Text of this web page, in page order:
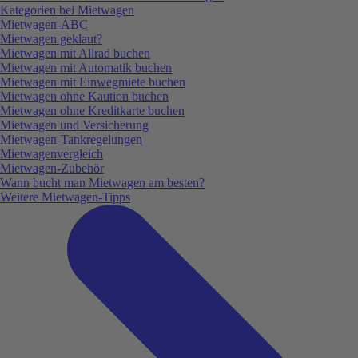
Kategorien bei Mietwagen
Mietwagen-ABC
Mietwagen geklaut?
Mietwagen mit Allrad buchen
Mietwagen mit Automatik buchen
Mietwagen mit Einwegmiete buchen
Mietwagen ohne Kaution buchen
Mietwagen ohne Kreditkarte buchen
Mietwagen und Versicherung
Mietwagen-Tankregelungen
Mietwagenvergleich
Mietwagen-Zubehör
Wann bucht man Mietwagen am besten?
Weitere Mietwagen-Tipps